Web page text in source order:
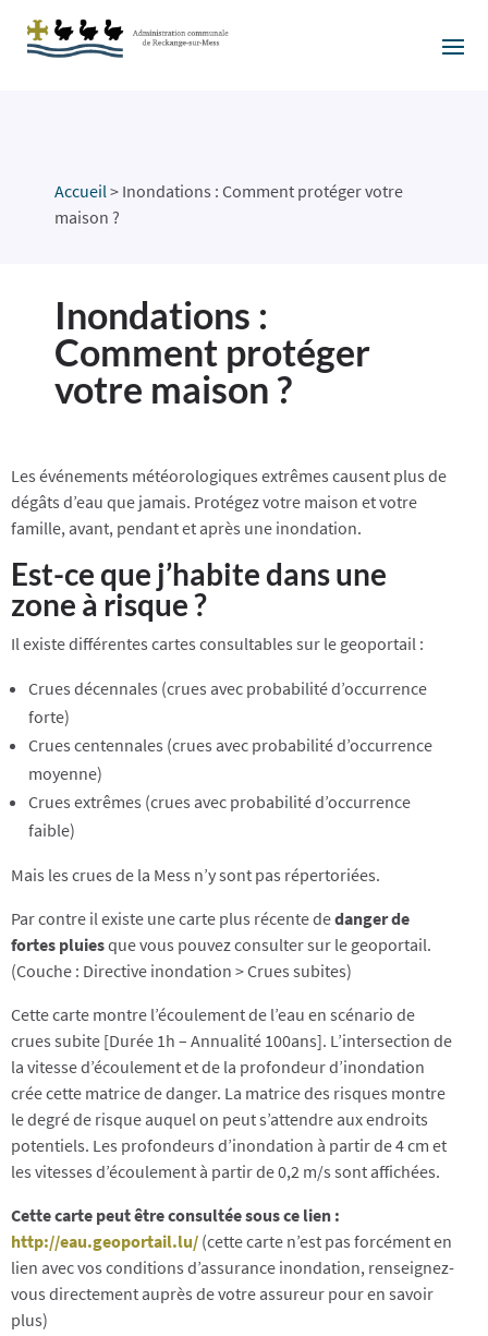
Accueil > Inondations : Comment protéger votre
maison ?
Inondations :
Comment protéger
votre maison ?
Les événements météorologiques extrêmes causent plus de
dégâts d’eau que jamais. Protégez votre maison et votre
famille, avant, pendant et après une inondation.
Est-ce que j’habite dans une
zone à risque ?
Il existe différentes cartes consultables sur le geoportail :
Crues décennales (crues avec probabilité d’occurrence
forte)
Crues centennales (crues avec probabilité d’occurrence
moyenne)
Crues extrêmes (crues avec probabilité d’occurrence
faible)
Mais les crues de la Mess n’y sont pas répertoriées.
Par contre il existe une carte plus récente dedanger de
fortes pluiesque vous pouvez consulter sur le geoportail.
(Couche : Directive inondation > Crues subites)
Cette carte montre l’écoulement de l’eau en scénario de
crues subite [Durée 1h – Annualité 100ans]. L’intersection de
la vitesse d’écoulement et de la profondeur d’inondation
crée cette matrice de danger. La matrice des risques montre
le degré de risque auquel on peut s’attendre aux endroits
potentiels. Les profondeurs d’inondation à partir de 4 cm et
les vitesses d’écoulement à partir de 0,2 m/s sont affichées.
Cette carte peut être consultée sous ce lien :
http://eau.geoportail.lu/ (cette carte n’est pas forcément en
lien avec vos conditions d’assurance inondation, renseignez-
vous directement auprès de votre assureur pour en savoir
plus)